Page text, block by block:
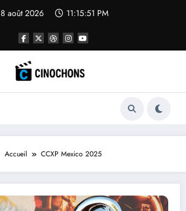
8 août 2026 11:15:52 PM
Accueil CCXP Mexico 2025